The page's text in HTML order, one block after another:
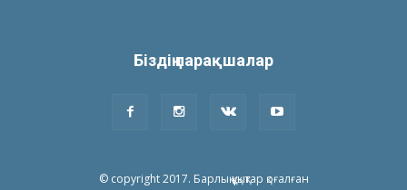
Біздің парақшалар
© copyright 2017. Барлық құқықтар қоғалған